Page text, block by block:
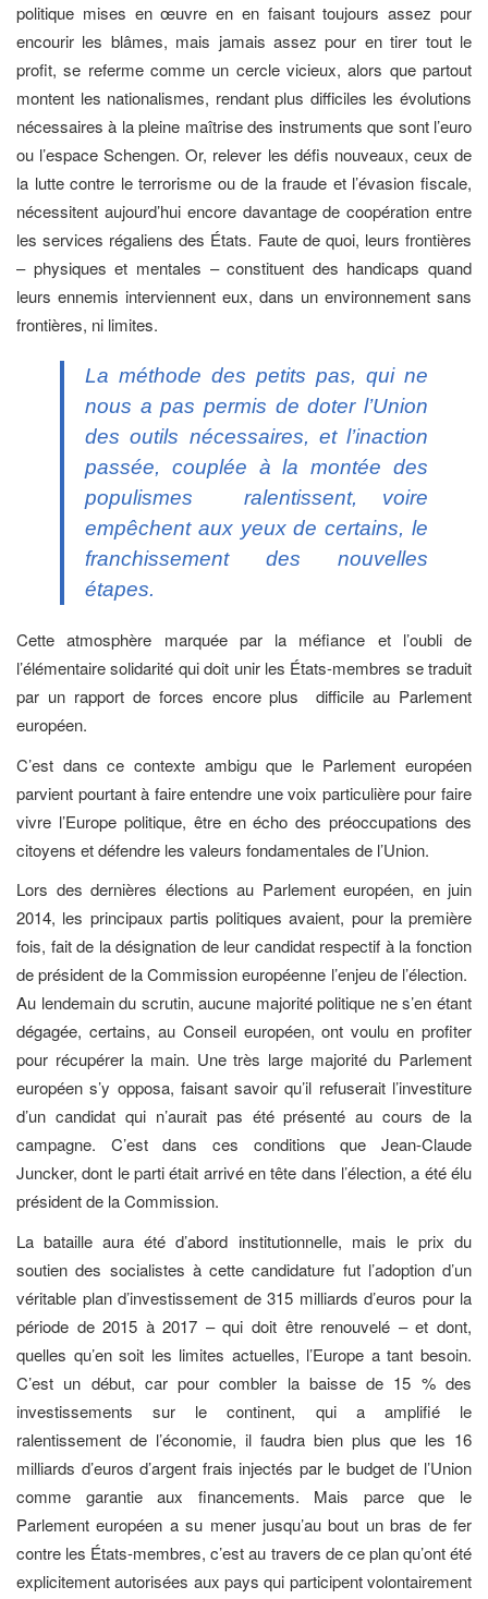
politique mises en œuvre en en faisant toujours assez pour
encourir les blâmes, mais jamais assez pour en tirer tout le
profit, se referme comme un cercle vicieux, alors que partout
montent les nationalismes, rendant plus difficiles les évolutions
nécessaires à la pleine maîtrise des instruments que sont l’euro
ou l’espace Schengen. Or, relever les défis nouveaux, ceux de
la lutte contre le terrorisme ou de la fraude et l’évasion fiscale,
nécessitent aujourd’hui encore davantage de coopération entre
les services régaliens des États. Faute de quoi, leurs frontières
– physiques et mentales – constituent des handicaps quand
leurs ennemis interviennent eux, dans un environnement sans
frontières, ni limites.
La méthode des petits pas, qui ne
nous a pas permis de doter l’Union
des outils nécessaires, et l’inaction
passée, couplée à la montée des
populismes ralentissent, voire
empêchent aux yeux de certains, le
franchissement des nouvelles
étapes.
Cette atmosphère marquée par la méfiance et l’oubli de
l’élémentaire solidarité qui doit unir les États-membres se traduit
par un rapport de forces encore plus difficile au Parlement
européen.
C’est dans ce contexte ambigu que le Parlement européen
parvient pourtant à faire entendre une voix particulière pour faire
vivre l’Europe politique, être en écho des préoccupations des
citoyens et défendre les valeurs fondamentales de l’Union.
Lors des dernières élections au Parlement européen, en juin
2014, les principaux partis politiques avaient, pour la première
fois, fait de la désignation de leur candidat respectif à la fonction
de président de la Commission européenne l’enjeu de l’élection.
Au lendemain du scrutin, aucune majorité politique ne s’en étant
dégagée, certains, au Conseil européen, ont voulu en profiter
pour récupérer la main. Une très large majorité du Parlement
européen s’y opposa, faisant savoir qu’il refuserait l’investiture
d’un candidat qui n’aurait pas été présenté au cours de la
campagne. C’est dans ces conditions que Jean-Claude
Juncker, dont le parti était arrivé en tête dans l’élection, a été élu
président de la Commission.
La bataille aura été d’abord institutionnelle, mais le prix du
soutien des socialistes à cette candidature fut l’adoption d’un
véritable plan d’investissement de 315 milliards d’euros pour la
période de 2015 à 2017 – qui doit être renouvelé – et dont,
quelles qu’en soit les limites actuelles, l’Europe a tant besoin.
C’est un début, car pour combler la baisse de 15 % des
investissements sur le continent, qui a amplifié le
ralentissement de l’économie, il faudra bien plus que les 16
milliards d’euros d’argent frais injectés par le budget de l’Union
comme garantie aux financements. Mais parce que le
Parlement européen a su mener jusqu’au bout un bras de fer
contre les États-membres, c’est au travers de ce plan qu’ont été
explicitement autorisées aux pays qui participent volontairement